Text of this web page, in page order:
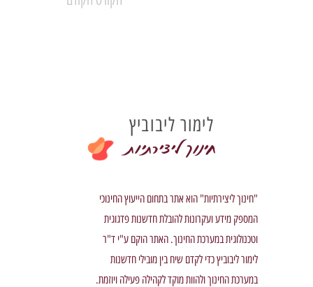
לימור ליבוביץ
חינוך ליצירתיות
"חינוך ליצירתיות" הוא אתר בתחום הייעוץ החינוכי
המספק מידע ועקרונות להובלת חדשנות פדגוגית
וטכנולוגית במערכת החינוך. האתר הוקם ע"י ד"ר
לימור ליבוביץ כדי לקדם שיח בין מובילי חדשנות
במערכת החינוך ולהוות מוקד לקהילה פעילה ויוזמת.